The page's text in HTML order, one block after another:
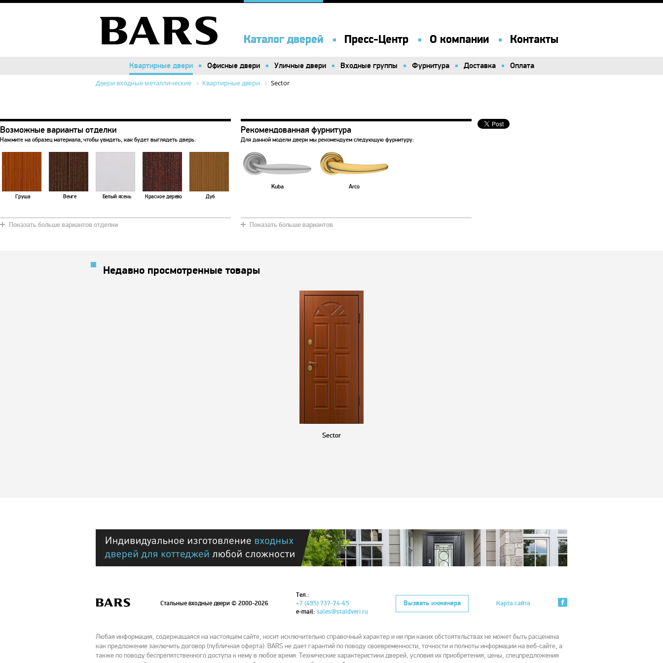
Каталог дверей Пресс-Центр О компании Контакты
Каталог дверей Пресс-Центр О компании Контакты
Квартирные двери Офисные двери Уличные двери Входные группы Фурнитура Доставка Оплата
Квартирные двери Офисные двери Уличные двери Входные группы Фурнитура Доставка Оплата
Двери входные металлические Квартирные двери Sector
Возможные варианты отделки
Нажмите на образец материала, чтобы увидеть, как будет выглядеть дверь.
Груша Венге Белый ясень Красное дерево Дуб
Показать больше вариантов отделки
Рекомендованная фурнитура
Для данной модели двери мы рекомендуем следующую фурнитуру:
Kuba Arco
Показать больше вариантов
Недавно просмотренные товары
Sector
Стальные входные двери© 2000-2026
Тел.:
+7 (495) 737-74-65
e-mail: sales@staldveri.ru
Вызвать инженера Карта сайта
Любая информация, содержащаяся на настоящем сайте, носит исключительно справочный характер и ни при каких обстоятельствах не может быть расценена
как предложение заключить договор (публичная оферта). BARS не дает гарантий по поводу своевременности, точности и полноты информации на веб-сайте, а
также по поводу беспрепятственного доступа к нему в любое время. Технические характеристики дверей, условия их приобретения, цены, спецпредложения